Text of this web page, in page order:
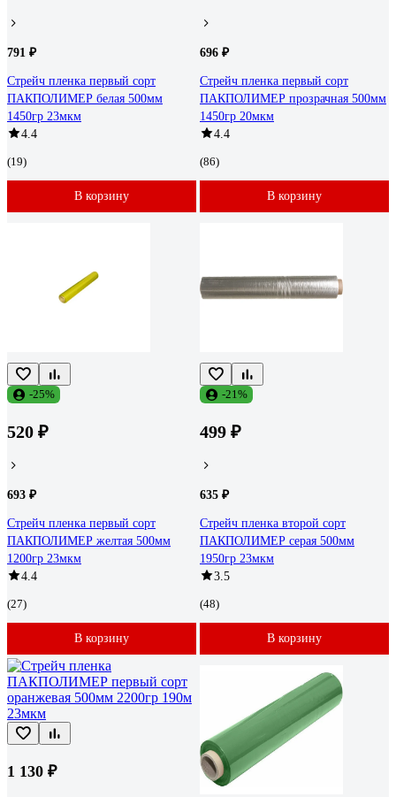
791 ₽
Стрейч пленка первый сорт
ПАКПОЛИМЕР белая 500мм
1450гр 23мкм
4.4
(19)
В корзину
696 ₽
Стрейч пленка первый сорт
ПАКПОЛИМЕР прозрачная 500мм
1450гр 20мкм
4.4
(86)
В корзину
-25%
520 ₽
693 ₽
Стрейч пленка первый сорт
ПАКПОЛИМЕР желтая 500мм
1200гр 23мкм
4.4
(27)
В корзину
-21%
499 ₽
635 ₽
Стрейч пленка второй сорт
ПАКПОЛИМЕР серая 500мм
1950гр 23мкм
3.5
(48)
В корзину
1 130 ₽